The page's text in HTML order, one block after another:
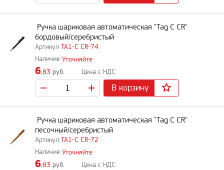
TA1-C CR-74
Ручка шариковая автоматическая "Tag C CR"
бордовый/серебристый
Уточняйте
6,83 руб.
В корзину
TA1-C CR-72
Ручка шариковая автоматическая "Tag C CR"
песочный/серебристый
Уточняйте
6,83 руб.